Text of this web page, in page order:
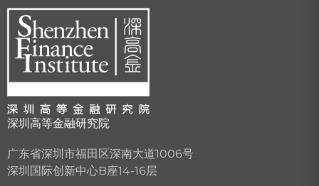
深圳高等金融研究院
广东省深圳市福田区深南大道1006号
深圳国际创新中心B座14-16层